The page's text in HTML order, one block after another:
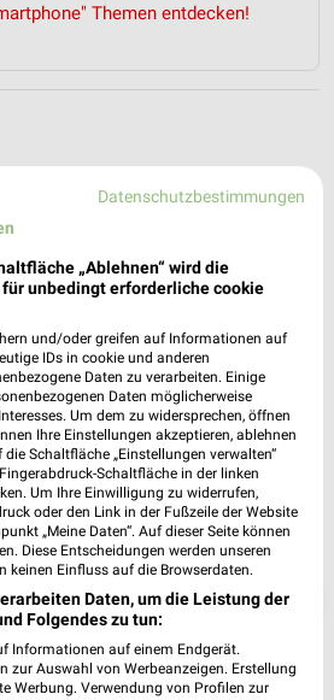
Themen entdecken!
- 21:00 Uhr | Geschlossen
❯
Datenschutzbestimmungen
„Ablehnen“ wird die
unbedingt erforderliche cookie
und/oder greifen auf Informationen auf
IDs in cookie und anderen
Daten zu verarbeiten. Einige
Daten möglicherweise
Um dem zu widersprechen, öffnen
Ihre Einstellungen akzeptieren, ablehnen
Schaltfläche „Einstellungen verwalten“
Schaltfläche in der linken
Um Ihre Einwilligung zu widerrufen,
oder den Link in der Fußzeile der Website
„Meine Daten“. Auf dieser Seite können
Diese Entscheidungen werden unseren
keinen Einfluss auf die Browserdaten.
Daten, um die Leistung der
Folgendes zu tun:
Informationen auf einem Endgerät.
zur Auswahl von Werbeanzeigen. Erstellung
Werbung. Verwendung von Profilen zur